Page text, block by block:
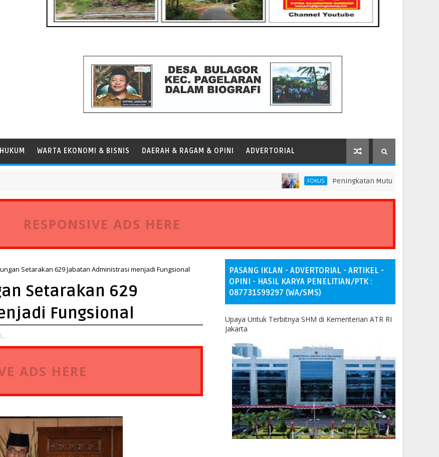
WARTA EKONOMI & BISNIS DAERAH & RAGAM & OPINI ADVERTORIAL
FOKUS Peningkatan Mutu Pendidikan di SMP
Perkuat Peran Pelabuhan bagi Perekonomian Daerah
RESPONSIVE ADS HERE
Setarakan 629 Jabatan Administrasi menjadi Fungsional
Setarakan 629
Fungsional
ADS HERE
PASANG IKLAN - ADVERTORIAL - ARTIKEL -
OPINI - HASIL KARYA PENELITIAN/PTK :
087731599297 (WA/SMS)
Upaya Untuk Terbitnya SHM di Kementerian ATR RI
Jakarta